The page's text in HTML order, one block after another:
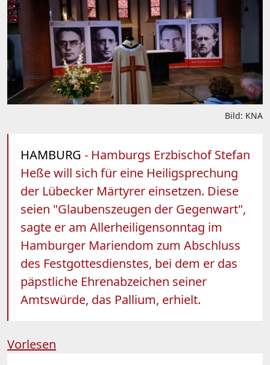
Bild: KNA
HAMBURG - Hamburgs Erzbischof Stefan
Heße will sich für eine Heiligsprechung
der Lübecker Märtyrer einsetzen. Diese
seien "Glaubenszeugen der Gegenwart",
sagte er am Allerheiligensonntag im
Hamburger Mariendom zum Abschluss
des Festgottesdienstes, bei dem er das
päpstliche Ehrenabzeichen seiner
Amtswürde, das Pallium, erhielt.
Vorlesen